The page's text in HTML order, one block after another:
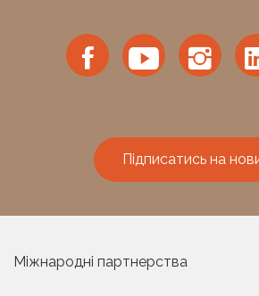
Підписатись на
Міжнародні партнерства